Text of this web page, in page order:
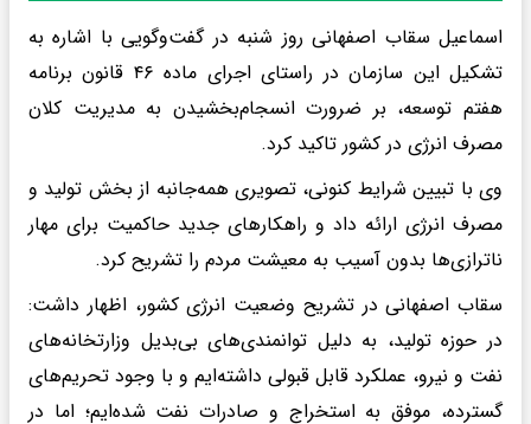
اسماعیل سقاب اصفهانی روز شنبه در گفت‌وگویی با اشاره به
تشکیل این سازمان در راستای اجرای ماده ۴۶ قانون برنامه
هفتم توسعه، بر ضرورت انسجام‌بخشیدن به مدیریت کلان
مصرف انرژی در کشور تاکید کرد.
وی با تبیین شرایط کنونی، تصویری همه‌جانبه از بخش تولید و
مصرف انرژی ارائه داد و راهکارهای جدید حاکمیت برای مهار
ناترازی‌ها بدون آسیب به معیشت مردم را تشریح کرد.
سقاب اصفهانی در تشریح وضعیت انرژی کشور، اظهار داشت:
در حوزه تولید، به دلیل توانمندی‌های بی‌بدیل وزارتخانه‌های
نفت و نیرو، عملکرد قابل قبولی داشته‌ایم و با وجود تحریم‌های
گسترده، موفق به استخراج و صادرات نفت شده‌ایم؛ اما در